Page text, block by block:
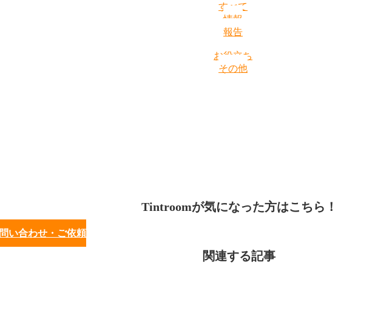
すべて
情報
報告
お役立ち
その他
Tintroomが気になった方はこちら！
い合わせ・ご依頼
関連する記事